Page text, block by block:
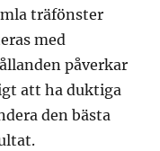
träfönster
med
påverkar
att ha duktiga
den bästa